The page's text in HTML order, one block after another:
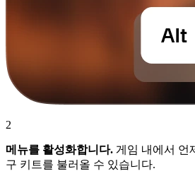
2
메뉴를 활성화합니다. 게임 내에서 언
구 키트를 불러올 수 있습니다.